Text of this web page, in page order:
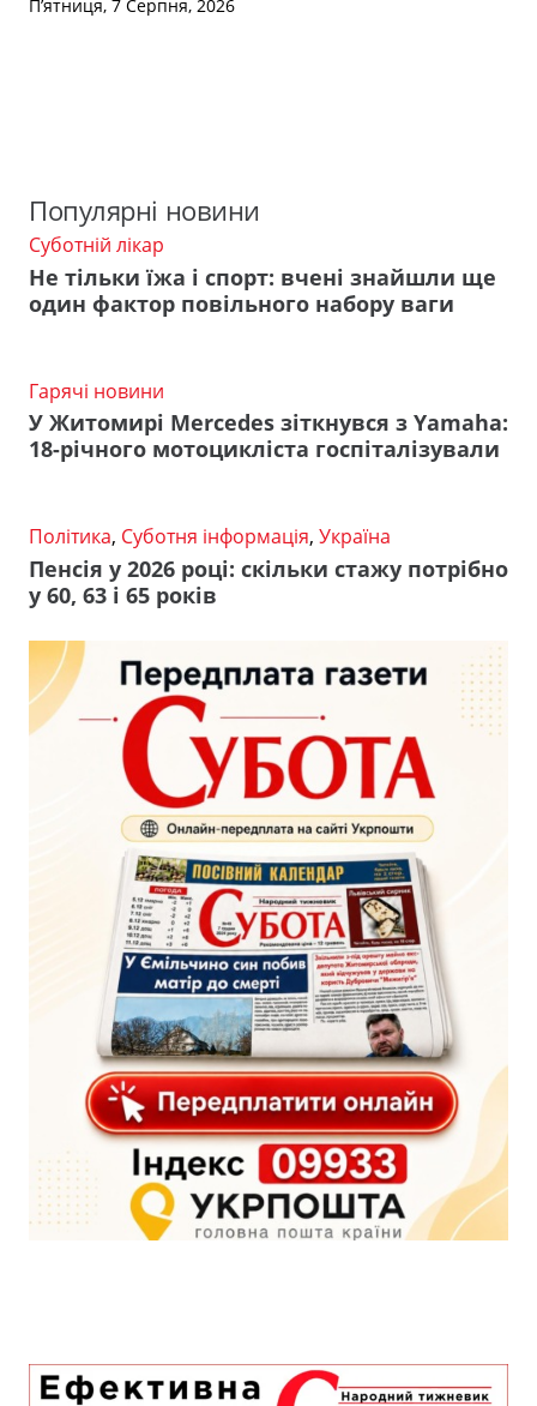
П’ятниця, 7 Серпня, 2026
Популярні новини
Суботній лікар
Не тільки їжа і спорт: вчені знайшли ще
один фактор повільного набору ваги
Гарячі новини
У Житомирі Mercedes зіткнувся з Yamaha:
18-річного мотоцикліста госпіталізували
Політика, Суботня інформація, Україна
Пенсія у 2026 році: скільки стажу потрібно
у 60, 63 і 65 років